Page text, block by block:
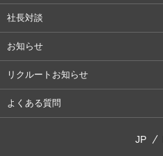
社長対談
お知らせ
リクルートお知らせ
よくある質問
JP